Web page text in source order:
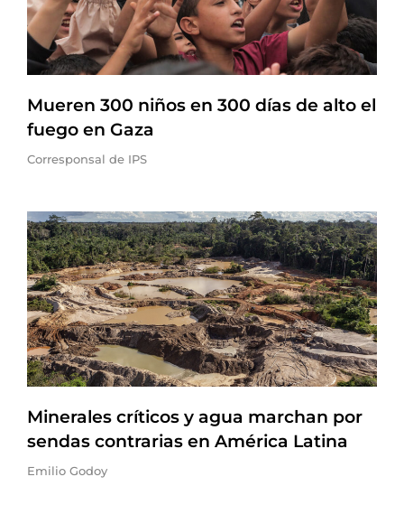
Mueren 300 niños en 300 días de alto el
fuego en Gaza
Corresponsal de IPS
Minerales críticos y agua marchan por
sendas contrarias en América Latina
Emilio Godoy